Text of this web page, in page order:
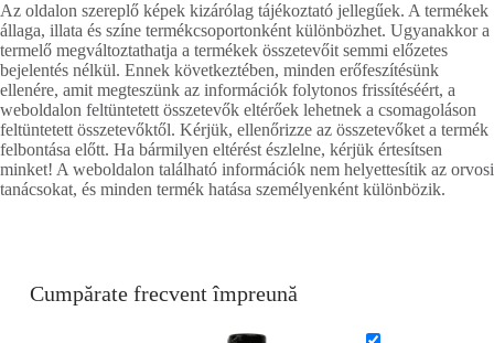
Az oldalon szereplő képek kizárólag tájékoztató jellegűek. A termékek
állaga, illata és színe termékcsoportonként különbözhet. Ugyanakkor a
termelő megváltoztathatja a termékek összetevőit semmi előzetes
bejelentés nélkül. Ennek következtében, minden erőfeszítésünk
ellenére, amit megteszünk az információk folytonos frissítéséért, a
weboldalon feltüntetett összetevők eltérőek lehetnek a csomagoláson
feltüntetett összetevőktől. Kérjük, ellenőrizze az összetevőket a termék
felbontása előtt. Ha bármilyen eltérést észlelne, kérjük értesítsen
minket! A weboldalon található információk nem helyettesítik az orvosi
tanácsokat, és minden termék hatása személyenként különbözik.
Cumpărate frecvent împreună